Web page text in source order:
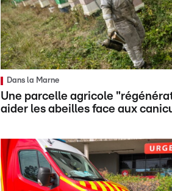
Dans la Marne
Une parcelle agricole
aider les abeilles face aux